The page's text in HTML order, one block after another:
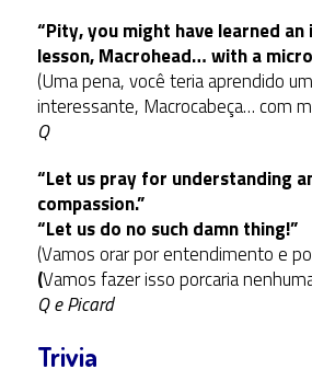
“Pity, you might have learned
lesson, Macrohead… with a
(Uma pena, você teria aprendido
interessante, Macrocabeça… com
Q
“Let us pray for understanding
compassion.”
“Let us do no such damn thing!”
(Vamos orar por entendimento e
(Vamos fazer isso porcaria
Q e Picard
Trivia